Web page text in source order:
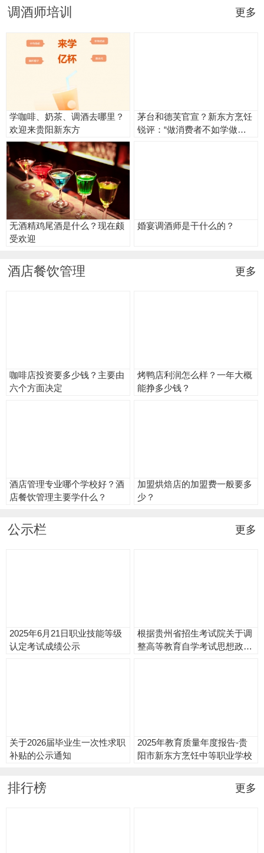
调酒师培训 更多
学咖啡、奶茶、调酒去哪里？
欢迎来贵阳新东方
茅台和德芙官宣？新东方烹饪
锐评：“做消费者不如学做生
无酒精鸡尾酒是什么？现在颇
受欢迎
婚宴调酒师是干什么的？
酒店餐饮管理 更多
咖啡店投资要多少钱？主要由
六个方面决定
烤鸭店利润怎么样？一年大概
能挣多少钱？
酒店管理专业哪个学校好？酒
店餐饮管理主要学什么？
加盟烘焙店的加盟费一般要多
少？
公示栏 更多
2025年6月21日职业技能等级
认定考试成绩公示
根据贵州省招生考试院关于调
整高等教育自学考试思想政治
关于2026届毕业生一次性求职
补贴的公示通知
2025年教育质量年度报告-贵
阳市新东方烹饪中等职业学校
排行榜 更多